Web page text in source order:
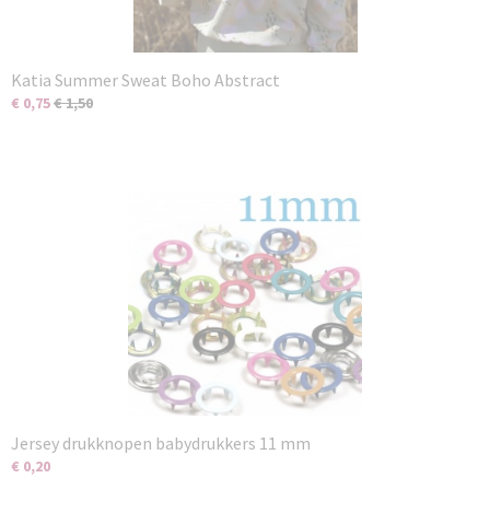
Katia Summer Sweat Boho Abstract
€ 0,75€ 1,50
Jersey drukknopen babydrukkers 11 mm
€ 0,20